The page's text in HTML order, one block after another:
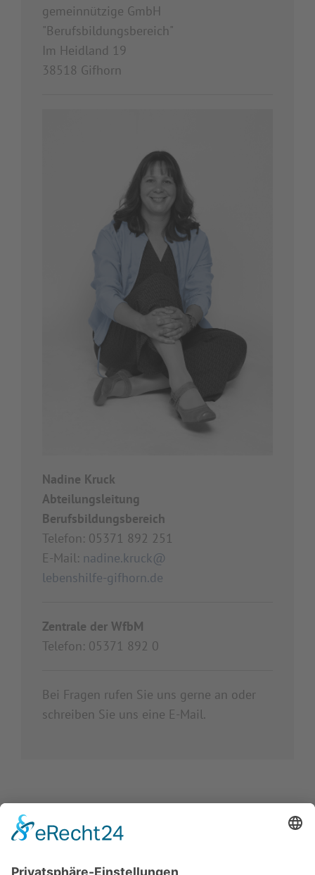
gemeinnützige GmbH
"Berufsbildungsbereich"
Im Heidland 19
38518 Gifhorn
Nadine Kruck
Abteilungsleitung
Berufsbildungsbereich
Telefon: 05371 892 251
E-Mail: nadine.kruck@
lebenshilfe-gifhorn.de
Zentrale der WfbM
Telefon: 05371 892 0
Bei Fragen rufen Sie uns gerne an oder
schreiben Sie uns eine E-Mail.